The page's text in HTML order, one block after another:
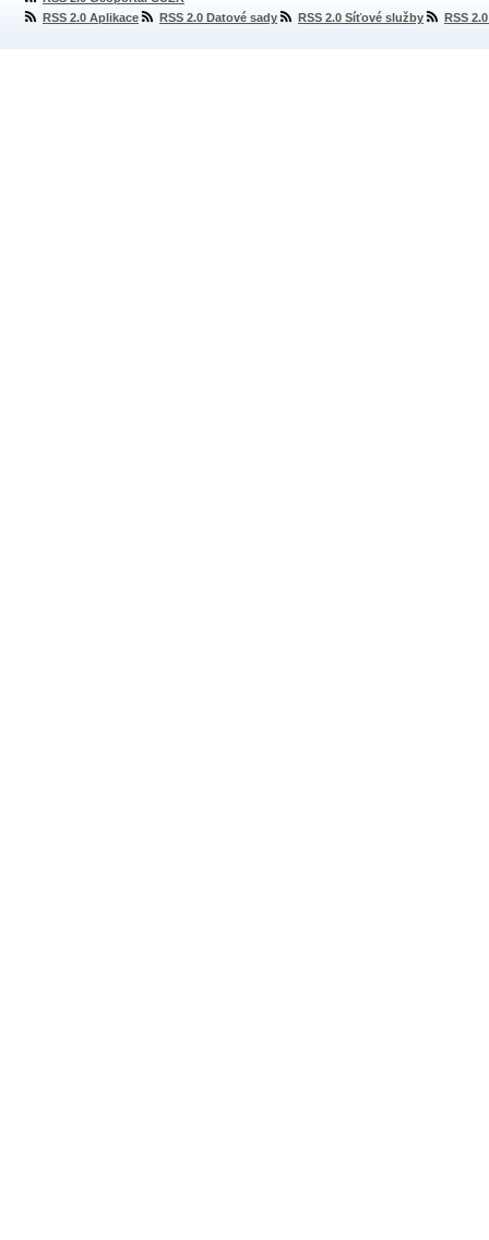
RSS 2.0 Aplikace
RSS 2.0 Datové sady RSS 2.0 Síťové služby RSS